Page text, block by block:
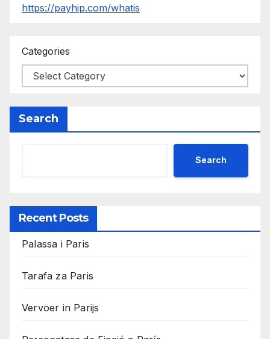
https://payhip.com/whatis
Categories
Search
Search
Recent Posts
Palassa i Paris
Tarafa za Paris
Vervoer in Parijs